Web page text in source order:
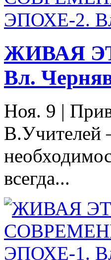
ЖИВАЯ
Вл.
Ноя. 9 |
В.Учителей
всегда...